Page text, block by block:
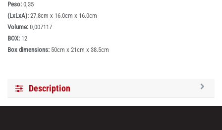
Peso: 0,35
(LxLxA): 27.8cm x 16.0cm x 16.0cm
Volume: 0,007117
BOX: 12
Box dimensions: 50cm x 21cm x 38.5cm
Description